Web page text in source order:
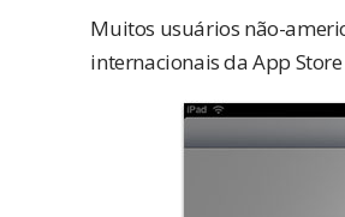
Muitos usuários não-
internacionais da App